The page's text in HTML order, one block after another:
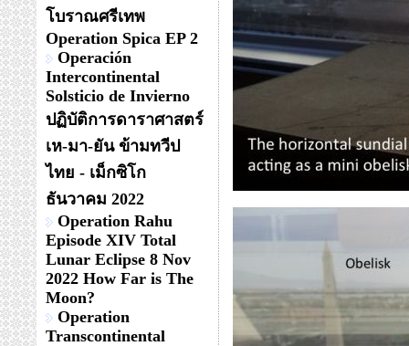
โบราณศรีเทพ
Operation Spica EP 2
Operación
Intercontinental
Solsticio de Invierno
ปฏิบัติการดาราศาสตร์
เห-มา-ยัน ข้ามทวีป
ไทย - เม็กซิโก
ธันวาคม 2022
Operation Rahu
Episode XIV Total
Lunar Eclipse 8 Nov
2022 How Far is The
Moon?
Operation
Transcontinental